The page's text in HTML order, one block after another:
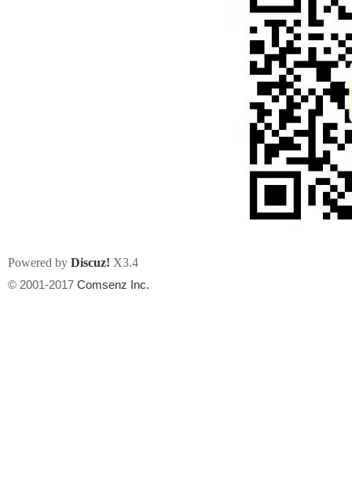
州
Powered by Discuz! X3.4
© 2001-2017 Comsenz Inc.